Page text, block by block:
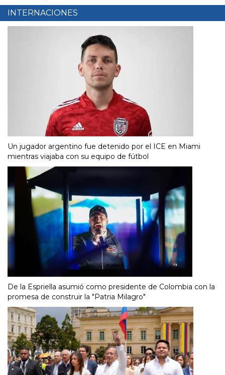
INTERNACIONES
Un jugador argentino fue detenido por el ICE en Miami
mientras viajaba con su equipo de fútbol
De la Espriella asumió como presidente de Colombia con la
promesa de construir la "Patria Milagro"